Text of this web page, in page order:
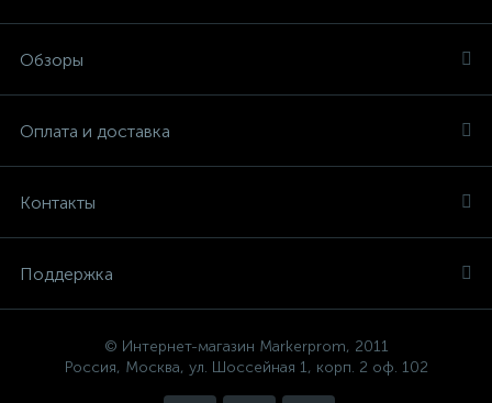
Обзоры
Оплата и доставка
Контакты
Поддержка
© Интернет-магазин Markerprom, 2011
Россия, Москва, ул. Шоссейная 1, корп. 2 оф. 102